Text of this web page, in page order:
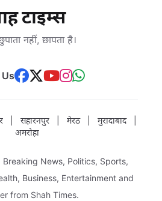
टाइम्स
नहीं, छापता है।
सहारनपुर मेरठ मुरादाबाद
अमरोहा
News, Politics, Sports,
Business, Entertainment and
from Shah Times.